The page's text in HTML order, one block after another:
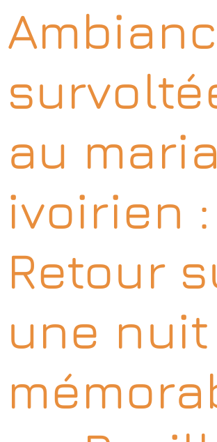
au
ivoirien :
Retour
une nuit